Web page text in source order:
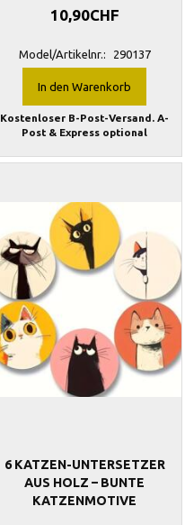
10,90CHF
Model/Artikelnr.: 290137
In den Warenkorb
Kostenloser B-Post-Versand. A-
Post & Express optional
6 KATZEN-UNTERSETZER
AUS HOLZ – BUNTE
KATZENMOTIVE